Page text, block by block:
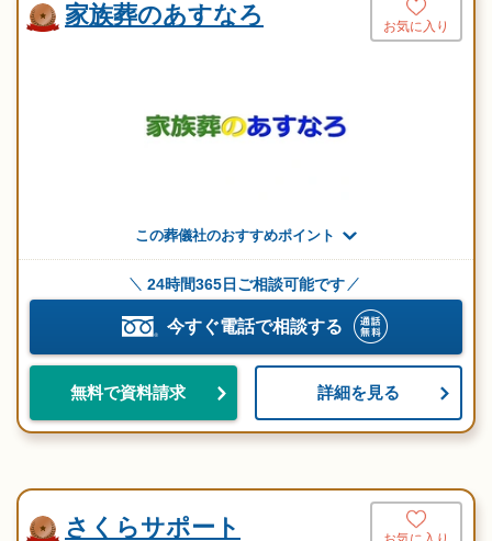
家族葬のあすなろ お気に入り
この葬儀社のおすすめポイント
24時間365日ご相談可能です
今すぐ電話で相談する
無料で資料請求 詳細を見る
さくらサポート